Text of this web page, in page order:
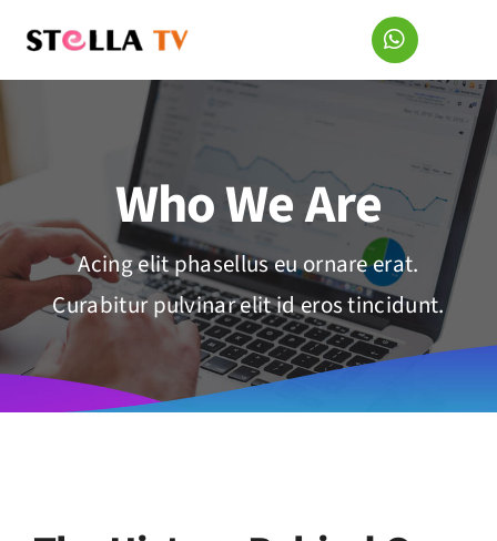
content
Who We Are
Acing elit phasellus eu ornare erat.
Curabitur pulvinar elit id eros tincidunt.